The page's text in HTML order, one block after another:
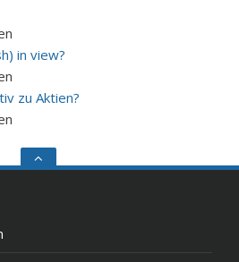
in view?
zu Aktien?